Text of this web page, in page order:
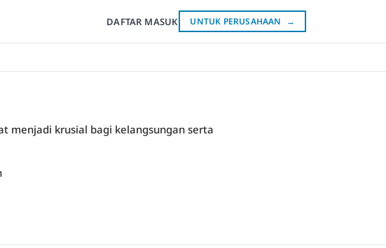
DAFTAR MASUK UNTUK PERUSAHAAN →
menjadi krusial bagi kelangsungan serta